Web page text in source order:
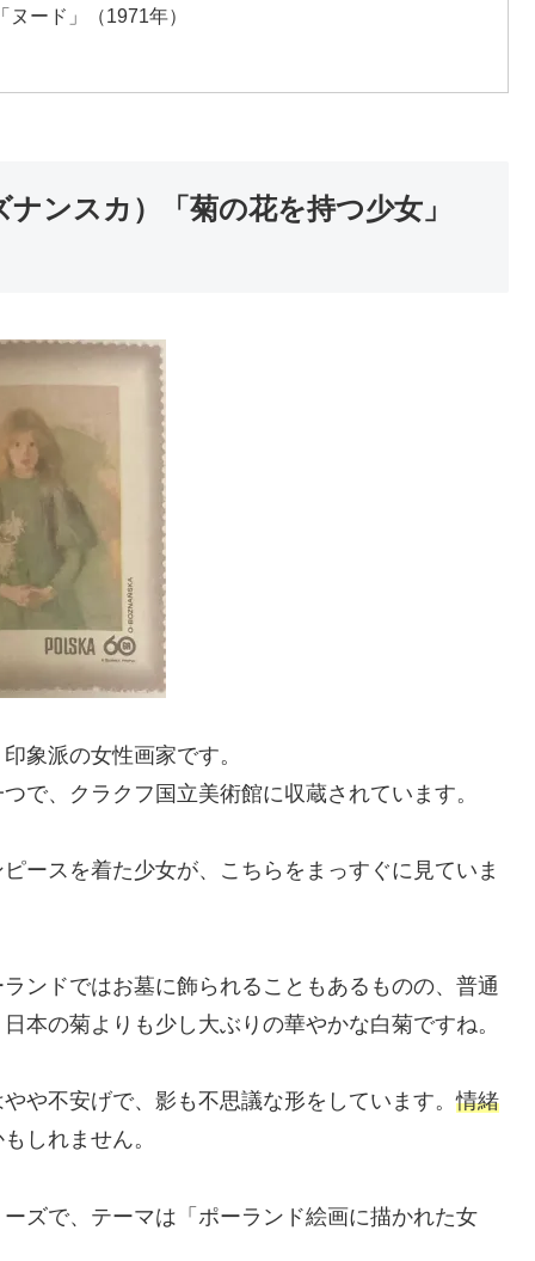
ード」（1971年）
ンスカ）「菊の花を持つ少女」
象派の女性画家です。
で、クラクフ国立美術館に収蔵されています。
ースを着た少女が、こちらをまっすぐに見ていま
ンドではお墓に飾られることもあるものの、普通
本の菊よりも少し大ぶりの華やかな白菊ですね。
や不安げで、影も不思議な形をしています。情緒
しれません。
ズで、テーマは「ポーランド絵画に描かれた女